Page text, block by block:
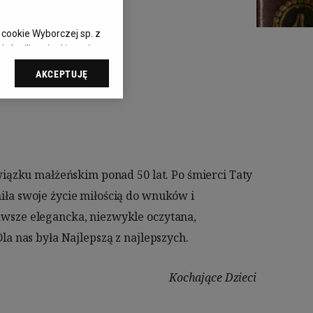
nas była Najlepszą z najlepszych.
Kochające Dzieci
Wyborczej sp. z
zmienić swoje
dot.
do sekcjiAKCEPTUJĘ